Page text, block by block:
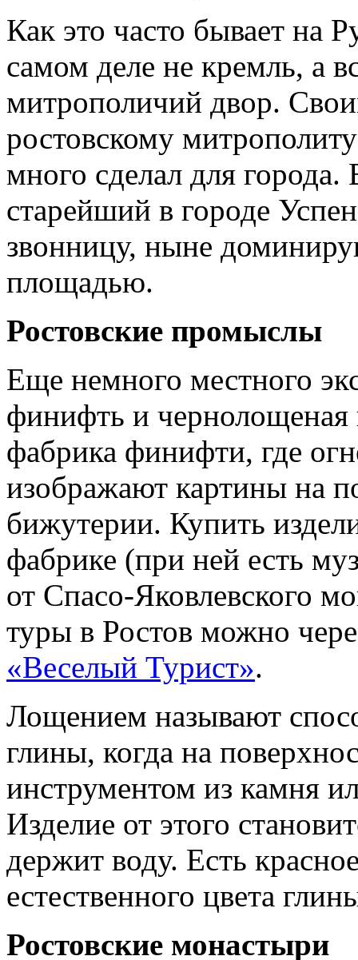
Как это часто бывает на
самом деле не кремль, а
митрополичий двор.
ростовскому
много сделал для
старейший в городе
звонницу, ныне
площадью.
Ростовские промыслы
Еще немного местного
финифть и чернолощеная
фабрика финифти, где
изображают картины на
бижутерии. Купить
фабрике (при ней есть
от Спасо-Яковлевского
туры в Ростов можно
«Веселый Турист».
Лощением называют
глины, когда на
инструментом из камня
Изделие от этого
держит воду. Есть
естественного цвета
Ростовские монастыри